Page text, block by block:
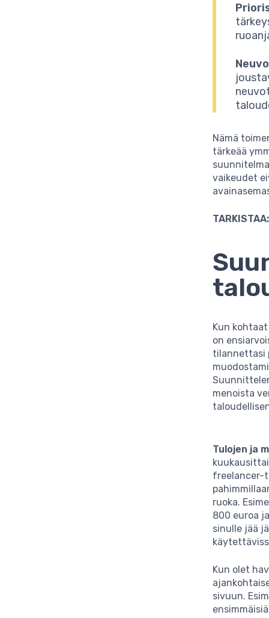
Nämä
tärkeää
vaikeudet
TARKISTAA:
Kun
on
tilannettasi
menoista
Tulojen ja
freelancer-
ruoka.
800 euroa
sinulle jää
Kun olet
sivuun.